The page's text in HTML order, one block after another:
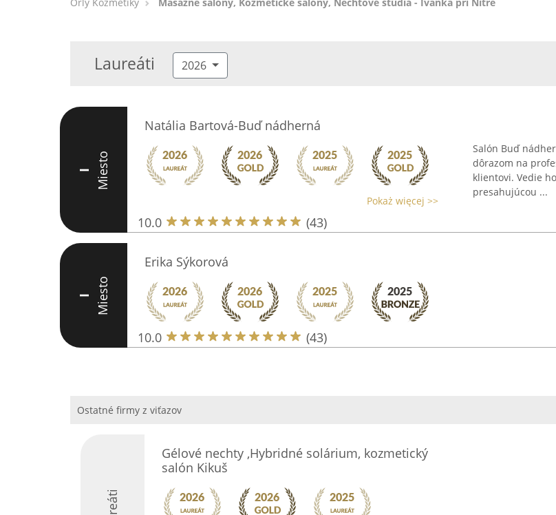
Laureáti 2026
I Miesto
Natália Bartová-Buď nádherná
Pokaż więcej >>
10.0 (43)
Salón Buď
dôrazom na
klientovi. Vedie
presahujúcou ...
I Miesto
Erika Sýkorová
10.0 (43)
Ostatné firmy z viťazov
Gélové nechty ,Hybridné solárium, kozmetický
salón Kikuš